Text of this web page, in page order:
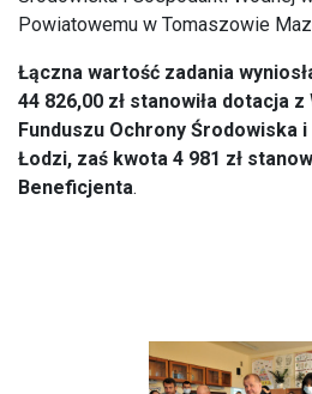
Powiatowemu w Tomaszowie
Łączna wartość zadania
44 826,00 zł stanowiła dotacja
Funduszu Ochrony Środowiska
Łodzi, zaś kwota 4 981 zł
Beneficjenta.